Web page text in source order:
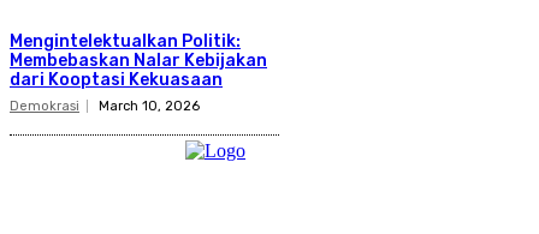
Mengintelektualkan Politik:
Membebaskan Nalar Kebijakan
dari Kooptasi Kekuasaan
Demokrasi March 10, 2026